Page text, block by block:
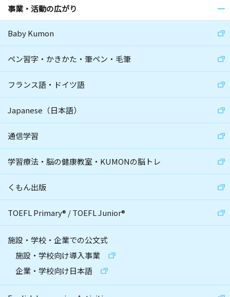
事業・活動の広がり
Baby Kumon
ペン習字・かきかた・筆ペン・毛筆
フランス語・ドイツ語
Japanese（日本語）
通信学習
学習療法・脳の健康教室・KUMONの脳トレ
くもん出版
TOEFL Primary® /TOEFL Junior®
施設・学校・企業での公文式
施設・学校向け導入事業
企業・学校向け日本語